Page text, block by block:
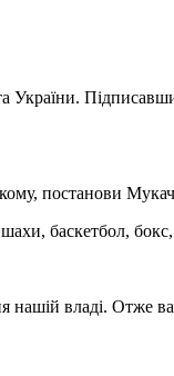
України.
постанови
баскетбол, бокс,
нашій владі. Отже